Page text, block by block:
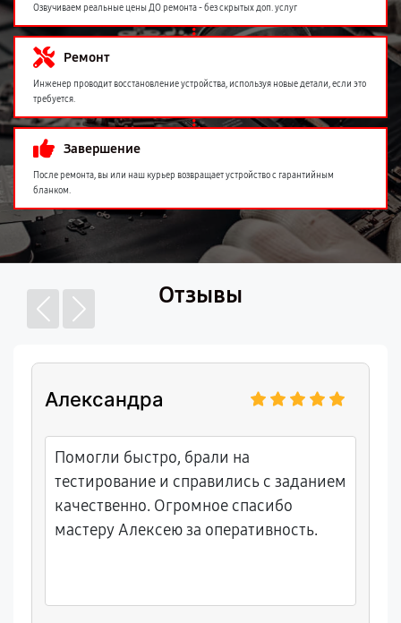
Озвучиваем реальные цены ДО ремонта - без скрытых доп. услуг
Ремонт
Инженер проводит восстановление устройства, используя новые детали, если это
требуется.
Завершение
После ремонта, вы или наш курьер возвращает устройство с гарантийным
бланком.
Отзывы
Александра
Помогли быстро, брали на
тестирование и справились с заданием
качественно. Огромное спасибо
мастеру Алексею за оперативность.